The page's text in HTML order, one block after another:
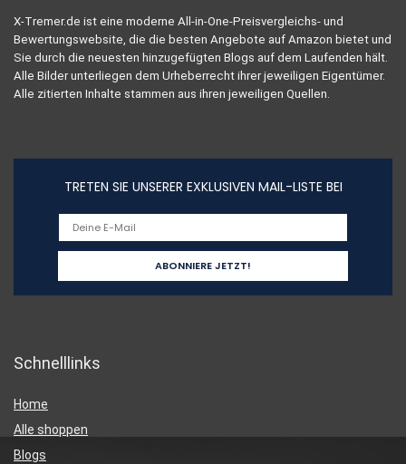
X-Tremer.de ist eine moderne All-in-One-Preisvergleichs- und
Bewertungswebsite, die die besten Angebote auf Amazon bietet und
Sie durch die neuesten hinzugefügten Blogs auf dem Laufenden hält.
Alle Bilder unterliegen dem Urheberrecht ihrer jeweiligen Eigentümer.
Alle zitierten Inhalte stammen aus ihren jeweiligen Quellen.
TRETEN SIE UNSERER EXKLUSIVEN MAIL-LISTE BEI
Schnelllinks
Home
Alle shoppen
Blogs